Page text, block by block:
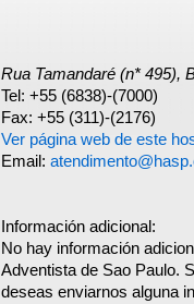
Rua Tamandaré (n* 495),
Tel: +55 (6838)-(7000)
Fax: +55 (311)-(2176)
Ver página web de este
Email:
Información adicional:
No hay información
Adventista de Sao Paulo.
deseas enviarnos alguna